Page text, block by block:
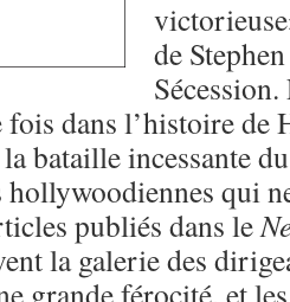
de
fois dans l’histoire de
bataille incessante
qui
publiés dans le
la galerie des
grande férocité, et